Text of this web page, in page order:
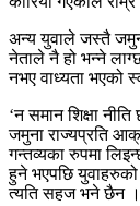
अन्य युवाले जस्तै
नेताले नै हो भन्ने
नभए वाध्यता भएको
‘न समान शिक्षा
जमुना राज्यप्रति
गन्तव्यका रुपमा
हुने भएपछि
त्यति सहज भने छैन ।